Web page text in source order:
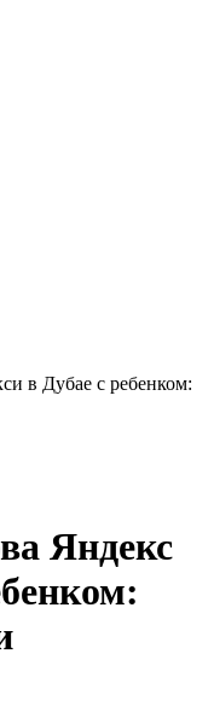
в Дубае с ребенком:
Яндекс